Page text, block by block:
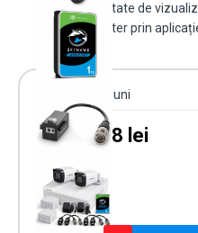
Posibilitate de
computer prin
Garanție 24 luni
1,001.58 lei
În stoc